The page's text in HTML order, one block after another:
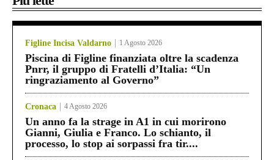
Figline Incisa Valdarno 1 Agosto 2026
Piscina di Figline finanziata oltre la scadenza
Pnrr, il gruppo di Fratelli d’Italia: “Un
ringraziamento al Governo”
Cronaca 4 Agosto 2026
Un anno fa la strage in A1 in cui morirono
Gianni, Giulia e Franco. Lo schianto, il
processo, lo stop ai sorpassi fra tir....